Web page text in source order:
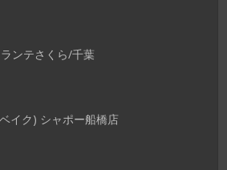
ンテさくら/千葉
イク) シャポー船橋店